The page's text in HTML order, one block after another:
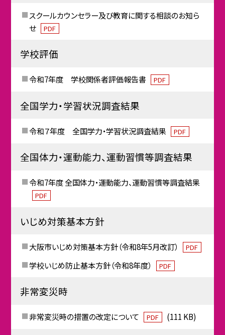
スクールカウンセラー及び教育に関する相談のお知ら
せ
PDF
学校評価
令和7年度 学校関係者評価報告書 PDF
全国学力・学習状況調査結果
令和７年度 全国学力・学習状況調査結果 PDF
全国体力・運動能力、運動習慣等調査結果
令和7年度 全国体力・運動能力、運動習慣等調査結果
PDF
いじめ対策基本方針
大阪市いじめ対策基本方針（令和8年5月改訂） PDF
学校いじめ防止基本方針（令和8年度） PDF
非常変災時
非常変災時の措置の改定について PDF (111 KB)